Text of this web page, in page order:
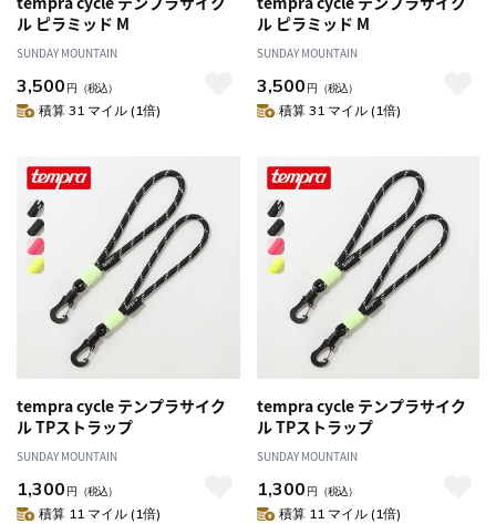
ル ピラミッド M
SUNDAY MOUNTAIN
3,500 円 （税込）
積算 31 マイル (1倍)
ル ピラミッド M
SUNDAY MOUNTAIN
3,500 円 （税込）
積算 31 マイル (1倍)
tempra cycle テンプラサイク
ル TPストラップ
SUNDAY MOUNTAIN
1,300 円 （税込）
積算 11 マイル (1倍)
tempra cycle テンプラサイク
ル TPストラップ
SUNDAY MOUNTAIN
1,300 円 （税込）
積算 11 マイル (1倍)